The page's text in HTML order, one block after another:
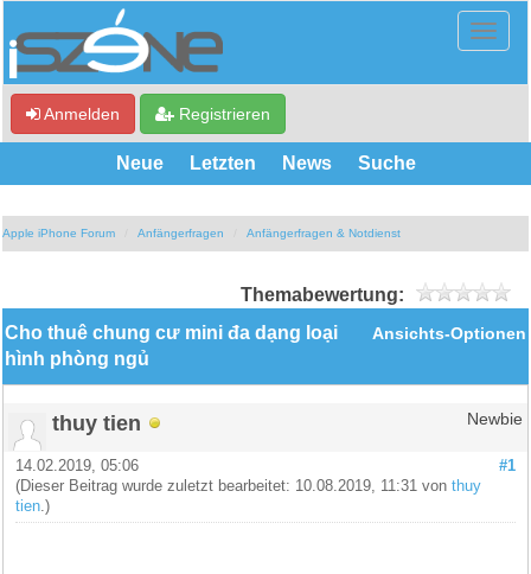
Anmelden Registrieren
Neue Letzten News Suche
Apple iPhone Forum Anfängerfragen Anfängerfragen & Notdienst
Themabewertung:
Ansichts-Optionen
Cho thuê chung cư mini đa dạng loại
hình phòng ngủ
thuy tien Newbie
#1
14.02.2019, 05:06
(Dieser Beitrag wurde zuletzt bearbeitet: 10.08.2019, 11:31 vonthuy
tien .)